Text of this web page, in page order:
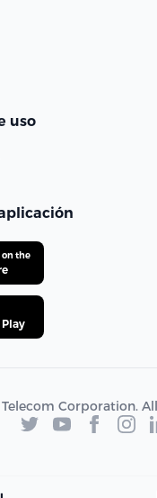
uso
the
Corporation.